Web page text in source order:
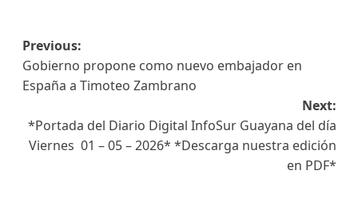
Previous:
Gobierno propone como nuevo embajador en
España a Timoteo Zambrano
Next:
*Portada del Diario Digital InfoSur Guayana del día
Viernes 01 – 05 – 2026* *Descarga nuestra edición
en PDF*